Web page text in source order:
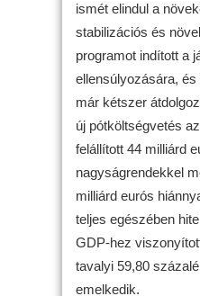
ismét elindul a
stabilizációs és
programot indított a
ellensúlyozására,
már kétszer
új pótköltségvetés
felállított 44 milliárd
nagyságrendekkel
milliárd eurós
teljes egészében
GDP-hez
tavalyi 59,80
emelkedik.